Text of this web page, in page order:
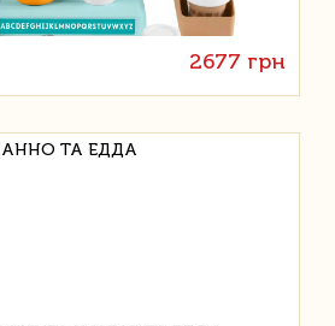
2677 грн
ТА ЕДДА